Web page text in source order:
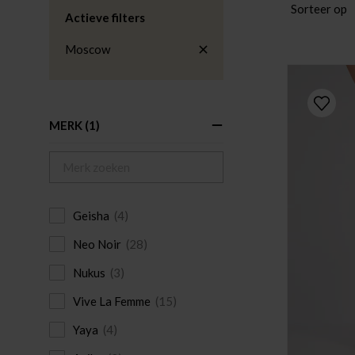
Actieve filters
Moscow
MERK (1)
Geisha (4)
Neo Noir (28)
Nukus (3)
Vive La Femme (15)
Yaya (4)
Sorteer op